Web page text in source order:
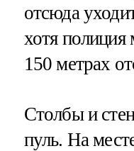
отсюда
хотя
150 метрах
Столбы и
пуль. На